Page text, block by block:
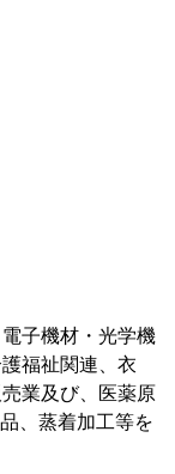
子機材・光学機
福祉関連、衣
業及び、医薬原
、蒸着加工等を